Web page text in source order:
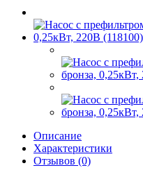
Описание
Характеристики
Отзывов (0)